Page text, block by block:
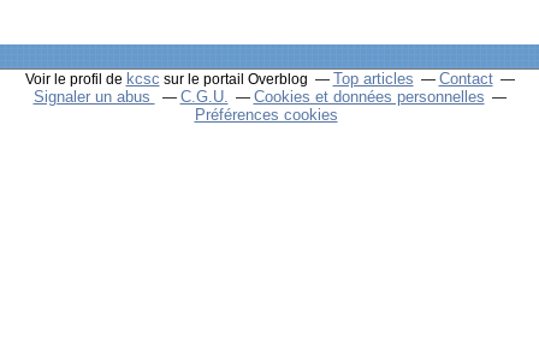
Voir le profil de kcsc sur le portail Overblog Top articles
Contact
Signaler un abus
C.G.U.
Cookies et données personnelles
Préférences cookies